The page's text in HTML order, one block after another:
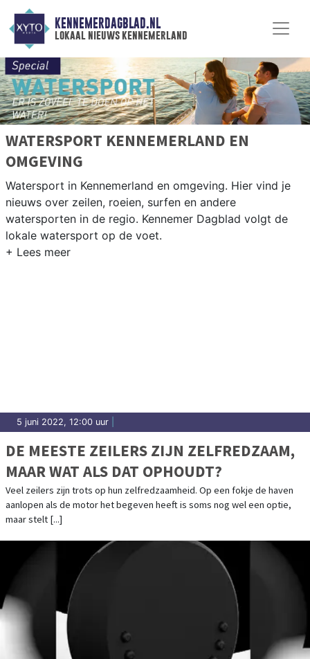
KENNEMERDAGBLAD.NL
lokaal nieuws kennemerland
WATERSPORT KENNEMERLAND EN
OMGEVING
Watersport in Kennemerland en omgeving. Hier vind je
nieuws over zeilen, roeien, surfen en andere
watersporten in de regio. Kennemer Dagblad volgt de
lokale watersport op de voet.
5 juni 2022, 12:00 uur
DE MEESTE ZEILERS ZIJN ZELFREDZAAM,
MAAR WAT ALS DAT OPHOUDT?
Veel zeilers zijn trots op hun zelfredzaamheid. Op een fokje de haven
aanlopen als de motor het begeven heeft is soms nog wel een optie,
maar stelt [...]